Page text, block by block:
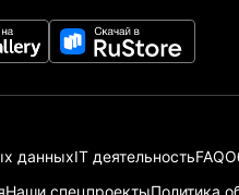
данныхIT деятельностьFAQ
Наши спецпроектыПолитика